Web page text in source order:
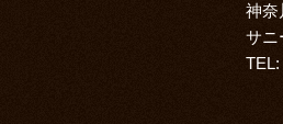
神奈
サニ
TEL: